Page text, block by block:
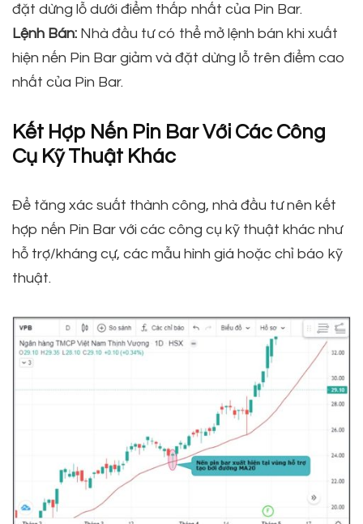
đặt dừng lỗ dưới điểm thấp nhất của Pin Bar.
Lệnh Bán: Nhà đầu tư có thể mở lệnh bán khi xuất
hiện nến Pin Bar giảm và đặt dừng lỗ trên điểm cao
nhất của Pin Bar.
Kết Hợp Nến Pin Bar Với Các Công
Cụ Kỹ Thuật Khác
Để tăng xác suất thành công, nhà đầu tư nên kết
hợp nến Pin Bar với các công cụ kỹ thuật khác như
hỗ trợ/kháng cự, các mẫu hình giá hoặc chỉ báo kỹ
thuật.